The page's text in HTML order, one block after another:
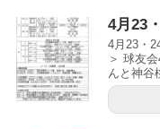
4月23
4月23・
＞ 球友
んと神谷